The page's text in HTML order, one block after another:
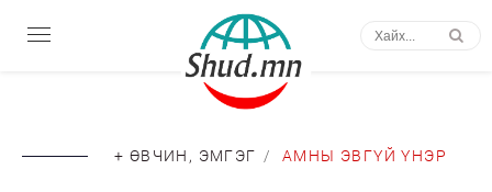
+ ӨВЧИН, ЭМГЭГ / АМНЫ ЭВГҮЙ ҮНЭР